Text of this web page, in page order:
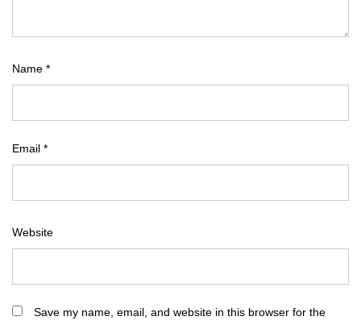
Name *
Email *
Website
Save my name, email, and website in this browser for the